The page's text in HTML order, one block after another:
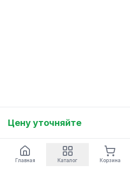
Цену уточняйте
Главная Каталог Корзина